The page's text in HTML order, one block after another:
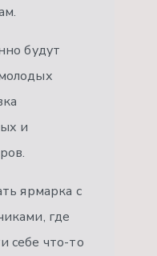
будут
и
ярмарка с
где
себе что-то